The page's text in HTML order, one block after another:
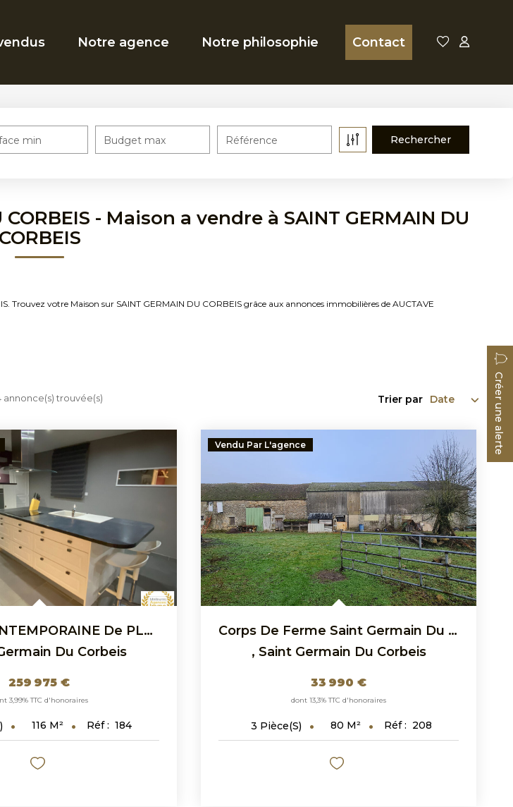
Notre agence Notre philosophie Contact
min Budget max Référence
- Maison a vendre à SAINT GERMAIN DU
CORBEIS
Trouvez votre Maison sur SAINT GERMAIN DU CORBEIS grâce aux annonces immobilières de AUCTAVE
Créer une alerte
annonce(s) trouvée(s) Trier par
MAISON CONTEMPORAINE De PLAIN-PIED - 4 CHAMBRES
Du Corbeis
259 975 €
3,99% TTC d'honoraires
116 M² Réf : 184
Vendu Par L'agence
Corps De Ferme Saint Germain Du Corbeis 3 Pièce(s) 80 M2
, Saint Germain Du Corbeis
33 990 €
dont 13,3% TTC d'honoraires
3 Pièce(s) 80 M² Réf : 208